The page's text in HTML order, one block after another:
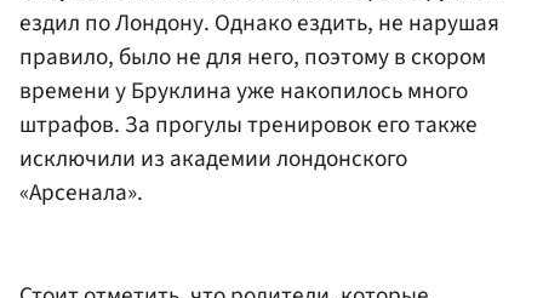
ездил по Лондону. Однако ездить, не нарушая
правило, было не для него, поэтому в скором
времени у Бруклина уже накопилось много
штрафов. За прогулы тренировок его также
исключили из академии лондонского
«Арсенала».